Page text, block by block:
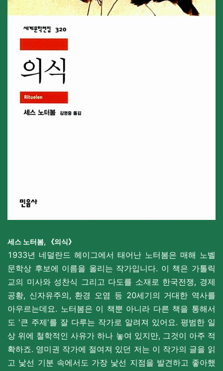
세스 노터봄, 《의식》
1933년 네덜란드 헤이그에서 태어난 노터봄은 매해 노벨
문학상 후보에 이름을 올리는 작가입니다. 이 책은 가톨릭
교의 미사와 성찬식 그리고 다도를 소재로 한국전쟁, 경제
공황, 신자유주의, 환경 오염 등 20세기의 거대한 역사를
아우르는데요. 노터봄은 이 책뿐 아니라 다른 책을 통해서
도 '큰 주제'를 잘 다루는 작가로 알려져 있어요. 평범한 일
상 위에 철학적인 사유가 하나 놓여 있지만, 그것이 아주 적
확하죠. 영미권 작가에 절여져 있던 저는 이 작가의 글을 읽
고 낯선 기분 속에서도 가장 낯선 지점을 발견하고 좋아했